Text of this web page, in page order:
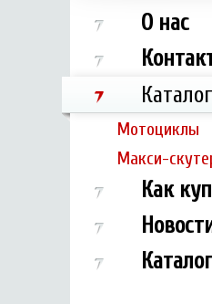
О нас
Каталог
Мотоциклы
Макси-
Как